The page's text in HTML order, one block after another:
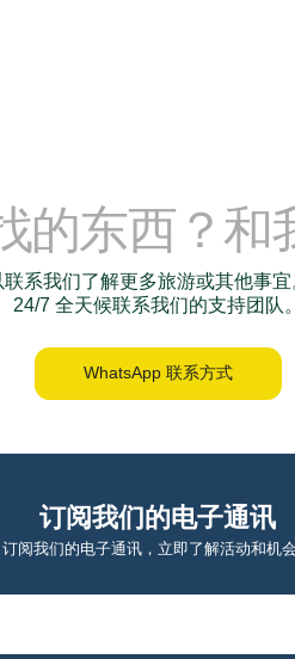
的东西？和
联系我们了解更多旅游或其他事宜
24/7 全天候联系我们的支持团队。
WhatsApp 联系方式
订阅我们的电子通讯
订阅我们的电子通讯，立即了解活动和机会